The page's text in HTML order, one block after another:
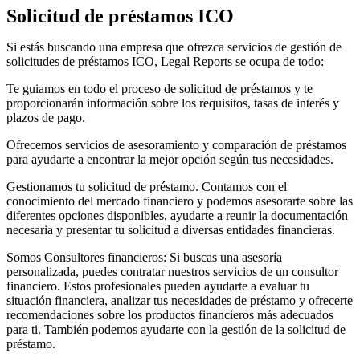
Solicitud de préstamos ICO
Si estás buscando una empresa que ofrezca servicios de gestión de
solicitudes de préstamos ICO, Legal Reports se ocupa de todo:
Te guiamos en todo el proceso de solicitud de préstamos y te
proporcionarán información sobre los requisitos, tasas de interés y
plazos de pago.
Ofrecemos servicios de asesoramiento y comparación de préstamos
para ayudarte a encontrar la mejor opción según tus necesidades.
Gestionamos tu solicitud de préstamo. Contamos con el
conocimiento del mercado financiero y podemos asesorarte sobre las
diferentes opciones disponibles, ayudarte a reunir la documentación
necesaria y presentar tu solicitud a diversas entidades financieras.
Somos Consultores financieros: Si buscas una asesoría
personalizada, puedes contratar nuestros servicios de un consultor
financiero. Estos profesionales pueden ayudarte a evaluar tu
situación financiera, analizar tus necesidades de préstamo y ofrecerte
recomendaciones sobre los productos financieros más adecuados
para ti. También podemos ayudarte con la gestión de la solicitud de
préstamo.